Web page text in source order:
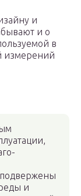
и
и о
в
измерений
и